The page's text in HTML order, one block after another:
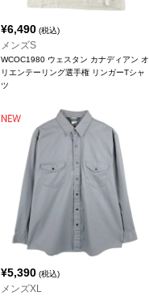
¥6,490 (税込)
メンズS
WCOC1980 ウェスタン カナディアン オ
リエンテーリング選手権 リンガーTシャ
ツ
¥5,390 (税込)
メンズXL